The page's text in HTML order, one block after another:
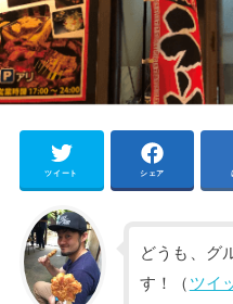
ツイート シェア
どうも、グ
す！（ ツイ